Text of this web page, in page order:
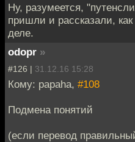
Ну, разумеется,
пришли и рассказали,
деле.
odopr »
#126 | 31.12.16 15:28
Кому: papaha, #108
Подмена понятий
(если перевод